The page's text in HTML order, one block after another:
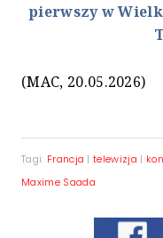
pierwszy w
(MAC, 20.05.2026)
Tagi: Francja |telewizja |
Maxime Saada